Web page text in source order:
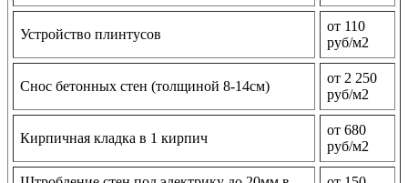
Устройство плинтусов
от 110
руб/м2
Снос бетонных стен (толщиной 8-14см)
от 2 250
руб/м2
Кирпичная кладка в 1 кирпич
от 680
руб/м2